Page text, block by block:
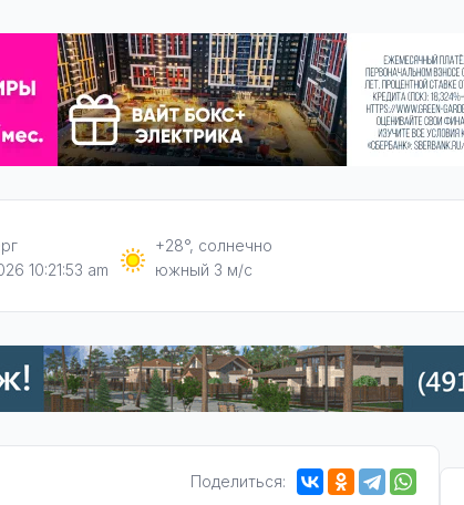
10:21:54 am
+28°, солнечно
южный 3 м/с
Поделиться: